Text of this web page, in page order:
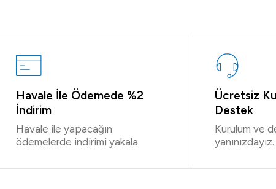
Havale İle Ödemede %2
İndirim
Havale ile yapacağın
ödemelerde indirimi yakala
Ücretsiz
Destek
Kurulum ve
yanınızdayız.